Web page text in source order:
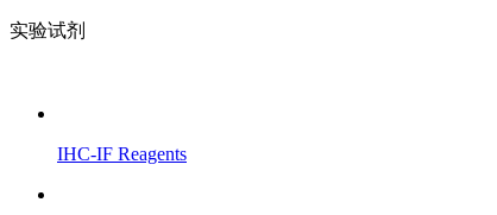
实验试剂
IHC-IF Reagents